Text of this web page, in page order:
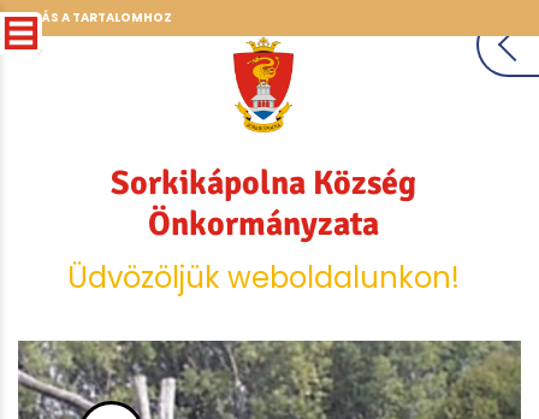
UGRÁS A TARTALOMHOZ
Sorkikápolna Község
Önkormányzata
Üdvözöljük weboldalunkon!